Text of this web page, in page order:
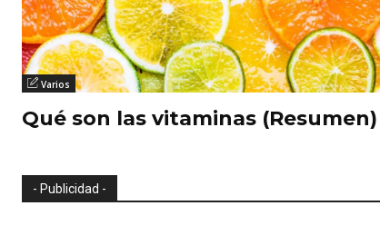
Varios
Qué son las vitaminas (Resumen)
- Publicidad -